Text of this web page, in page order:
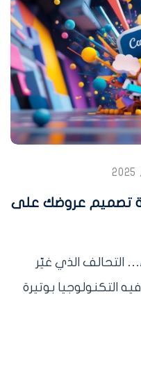
تصميم عروضك على
التحالف الذي غيّر
التكنولوجيا بوتيرة